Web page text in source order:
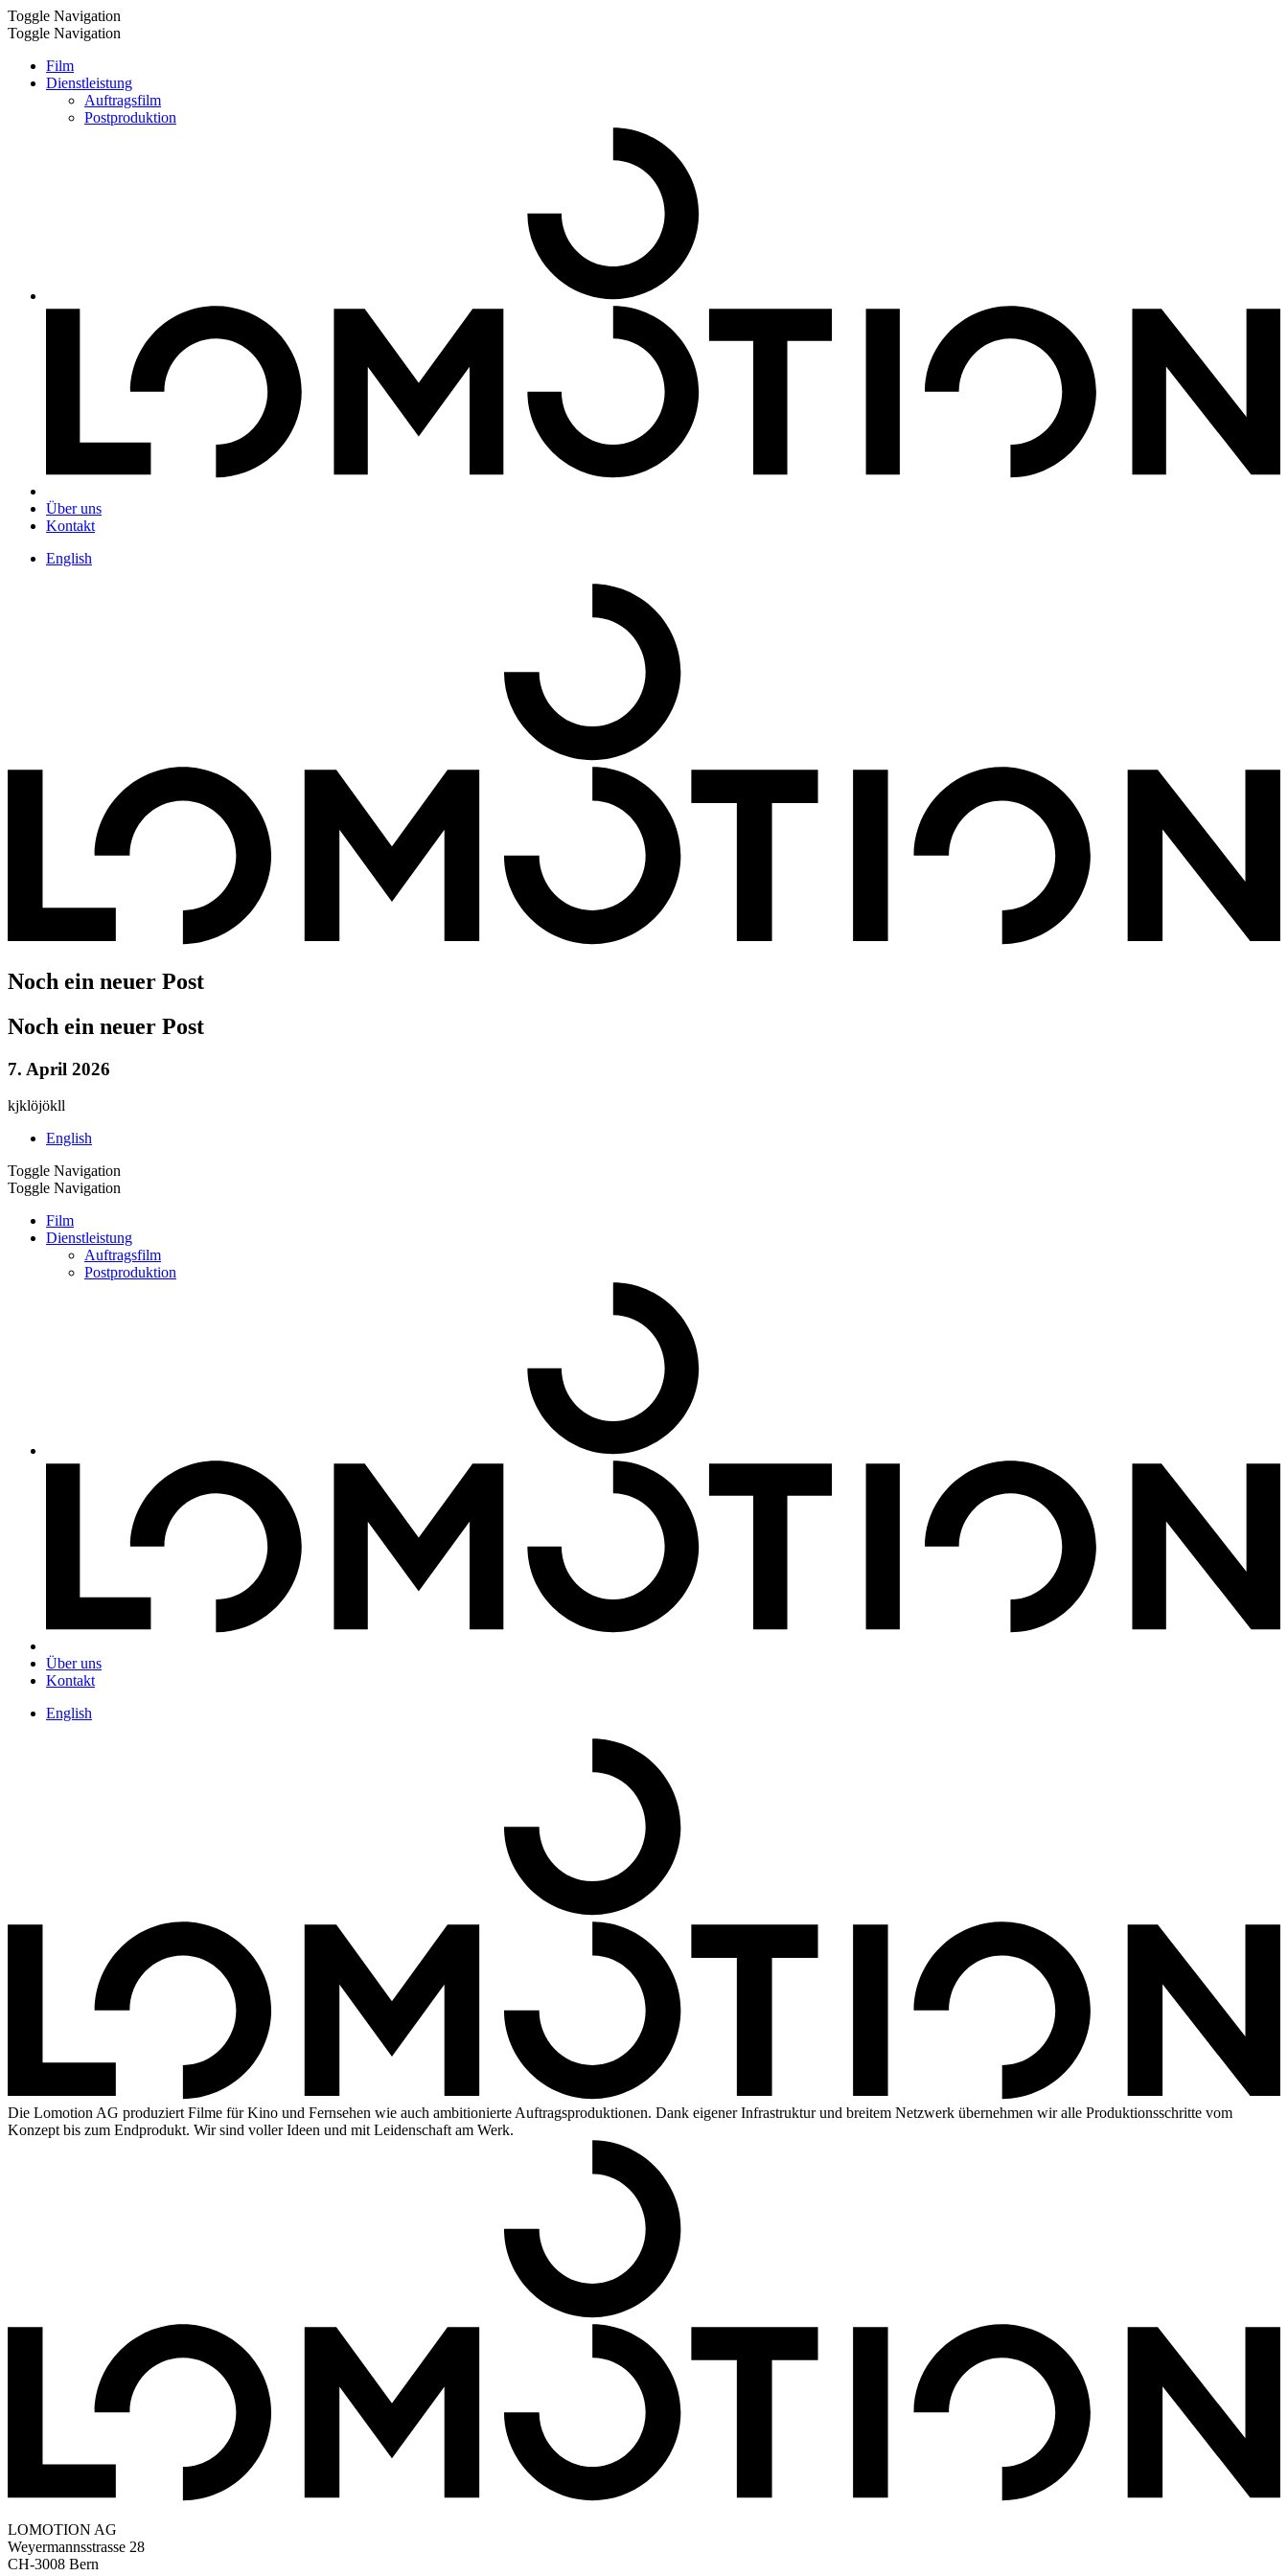
Toggle Navigation
Toggle Navigation
Film
Dienstleistung
Auftragsfilm
Postproduktion
Über uns
Kontakt
English
Noch ein neuer Post
Noch ein neuer Post
7. April 2026
kjklöjökll
English
Toggle Navigation
Toggle Navigation
Film
Dienstleistung
Auftragsfilm
Postproduktion
Über uns
Kontakt
English
Die Lomotion AG produziert Filme für Kino und Fernsehen wie auch ambitionierte Auftragsproduktionen. Dank eigener Infrastruktur und breitem Netzwerk übernehmen wir alle Produktionsschritte vom
Konzept bis zum Endprodukt. Wir sind voller Ideen und mit Leidenschaft am Werk.
LOMOTION AG
Weyermannsstrasse 28
CH-3008 Bern